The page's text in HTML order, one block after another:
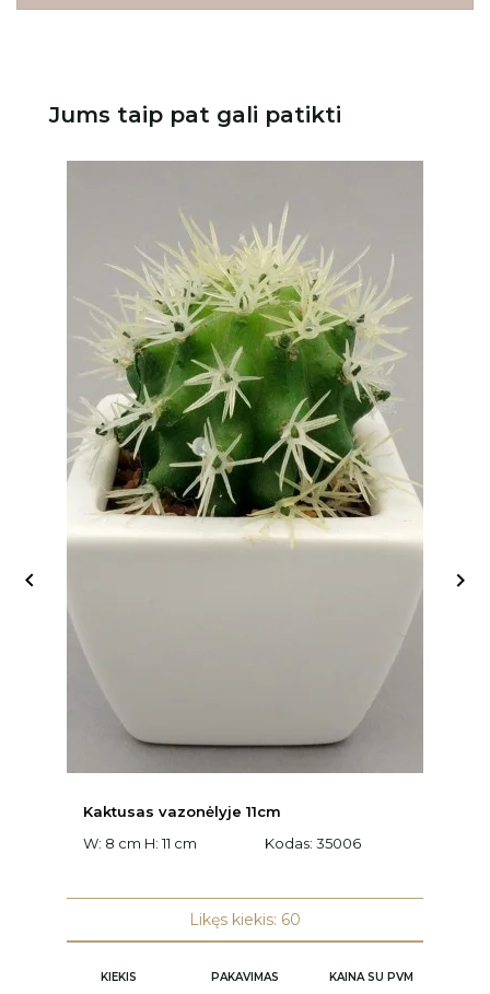
Jums taip pat gali patikti
Kaktusas vazonėlyje 11cm
W: 8 cm H: 11 cm
Kodas: 35006
Likęs kiekis: 60
KIEKIS PAKAVIMAS KAINA SU PVM
 